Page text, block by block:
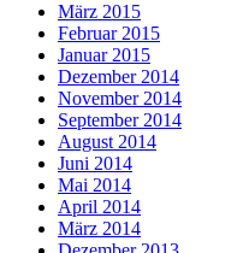
März 2015
Februar 2015
Januar 2015
Dezember 2014
November 2014
September 2014
August 2014
Juni 2014
Mai 2014
April 2014
März 2014